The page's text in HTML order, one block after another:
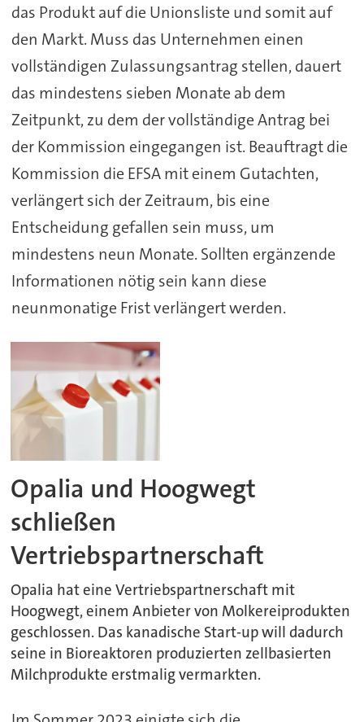
das Produkt auf die Unionsliste und somit auf
den Markt. Muss das Unternehmen einen
vollständigen Zulassungsantrag stellen, dauert
das mindestens sieben Monate ab dem
Zeitpunkt, zu dem der vollständige Antrag bei
der Kommission eingegangen ist. Beauftragt die
Kommission die EFSA mit einem Gutachten,
verlängert sich der Zeitraum, bis eine
Entscheidung gefallen sein muss, um
mindestens neun Monate. Sollten ergänzende
Informationen nötig sein kann diese
neunmonatige Frist verlängert werden.
Opalia und Hoogwegt
schließen
Vertriebspartnerschaft
Opalia hat eine Vertriebspartnerschaft mit
Hoogwegt, einem Anbieter von Molkereiprodukten
geschlossen. Das kanadische Start-up will dadurch
seine in Bioreaktoren produzierten zellbasierten
Milchprodukte erstmalig vermarkten.